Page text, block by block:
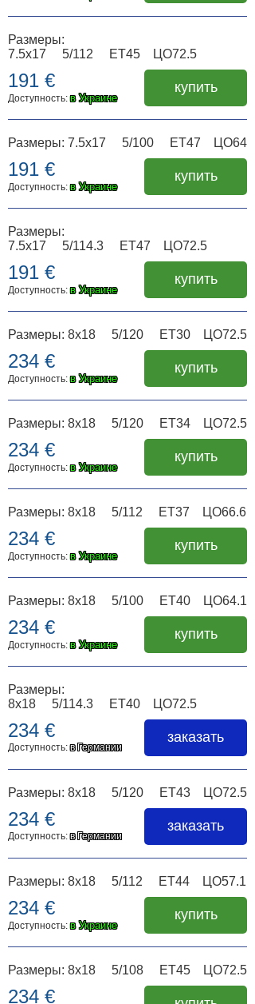
Размеры:
7.5x17 5/112 ET45 ЦО72.5
191 €
Доступность:в Украине
купить
Размеры: 7.5x17 5/100 ET47 ЦО64
191 €
Доступность:в Украине
купить
Размеры:
7.5x17 5/114.3 ET47 ЦО72.5
191 €
Доступность:в Украине
купить
Размеры: 8x18 5/120 ET30 ЦО72.5
234 €
Доступность:в Украине
купить
Размеры: 8x18 5/120 ET34 ЦО72.5
234 €
Доступность:в Украине
купить
Размеры: 8x18 5/112 ET37 ЦО66.6
234 €
Доступность:в Украине
купить
Размеры: 8x18 5/100 ET40 ЦО64.1
234 €
Доступность:в Украине
купить
Размеры:
8x18 5/114.3 ET40 ЦО72.5
234 €
Доступность:в Германии
заказать
Размеры: 8x18 5/120 ET43 ЦО72.5
234 €
Доступность:в Германии
заказать
Размеры: 8x18 5/112 ET44 ЦО57.1
234 €
Доступность:в Украине
купить
Размеры: 8x18 5/108 ET45 ЦО72.5
234 €